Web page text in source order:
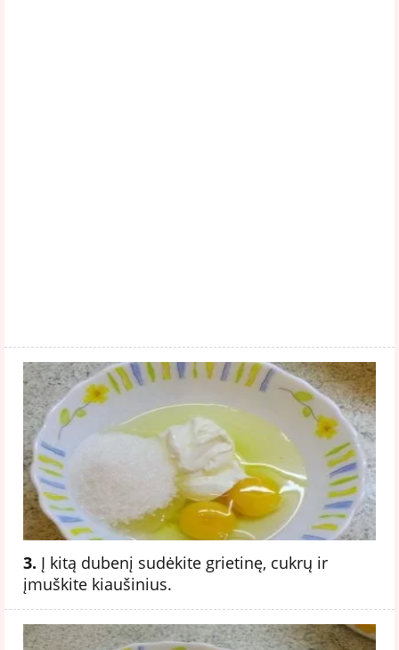
3. Į kitą dubenį sudėkite grietinę, cukrų ir
įmuškite kiaušinius.